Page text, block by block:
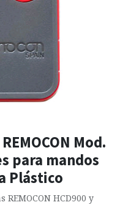
Mod.
para mandos
Plástico
HCD900 y